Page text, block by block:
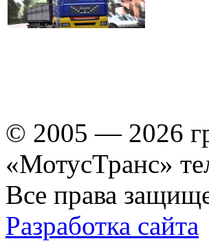
© 2005 — 2026
«МотусТранс»
Все права
Разработка сайта